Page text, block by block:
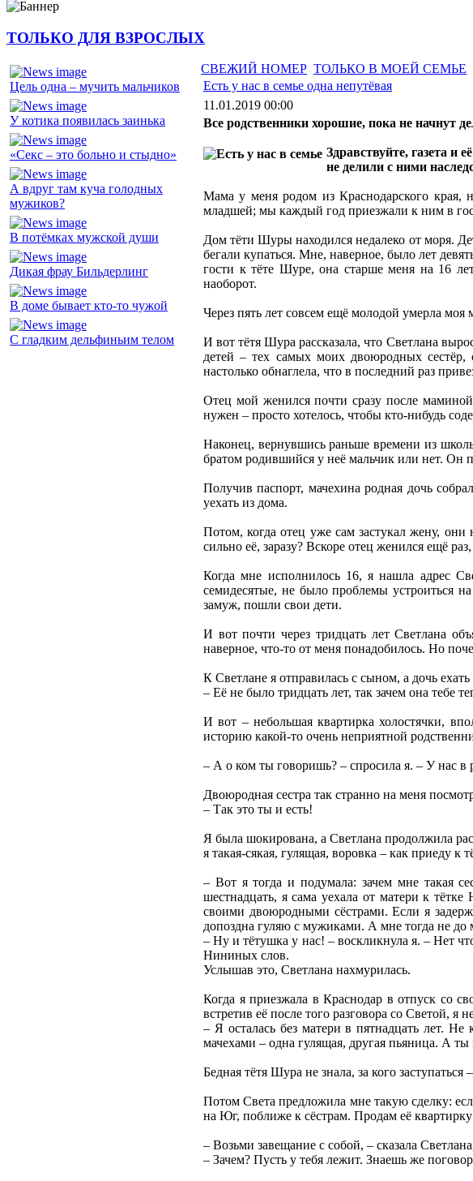
ТОЛЬКО ДЛЯ ВЗРОСЛЫХ
Цель одна – мучить мальчиков
У котика появилась заинька
«Секс – это больно и стыдно»
А вдруг там куча голодных
мужиков?
В потёмках мужской души
Дикая фрау Бильдерлинг
В доме бывает кто-то чужой
С гладким дельфиньим телом
СВЕЖИЙ НОМЕР ТОЛЬКО В МОЕЙ СЕМЬЕ
Есть у нас в семье одна непутёвая
11.01.2019 00:00
Все родственники хорошие, пока не начнут
Здравствуйте, газета и
не делили с ними
Мама у меня родом из Краснодарского края,
младшей; мы каждый год приезжали к ним в
Дом тёти Шуры находился недалеко от моря.
бегали купаться. Мне, наверное, было лет
гости к тёте Шуре, она старше меня на 16
наоборот.
Через пять лет совсем ещё молодой умерла моя
И вот тётя Шура рассказала, что Светлана
детей – тех самых моих двоюродных сестёр,
настолько обнаглела, что в последний раз
Отец мой женился почти сразу после
нужен – просто хотелось, чтобы кто-нибудь
Наконец, вернувшись раньше времени из
братом родившийся у неё мальчик или нет. Он
Получив паспорт, мачехина родная дочь
уехать из дома.
Потом, когда отец уже сам застукал жену,
сильно её, заразу? Вскоре отец женился ещё
Когда мне исполнилось 16, я нашла адрес
семидесятые, не было проблемы устроиться
замуж, пошли свои дети.
И вот почти через тридцать лет Светлана
наверное, что-то от меня понадобилось. Но
К Светлане я отправилась с сыном, а дочь ехать
– Её не было тридцать лет, так зачем она тебе
И вот – небольшая квартирка холостячки,
историю какой-то очень неприятной
– А о ком ты говоришь? – спросила я. – У нас в
Двоюродная сестра так странно на меня
– Так это ты и есть!
Я была шокирована, а Светлана продолжила
я такая-сякая, гулящая, воровка – как приеду к
– Вот я тогда и подумала: зачем мне такая
шестнадцать, я сама уехала от матери к
своими двоюродными сёстрами. Если я
допоздна гуляю с мужиками. А мне тогда не до
– Ну и тётушка у нас! – воскликнула я. – Нет
Нининых слов.
Услышав это, Светлана нахмурилась.
Когда я приезжала в Краснодар в отпуск со
встретив её после того разговора со Светой, я
– Я осталась без матери в пятнадцать лет.
мачехами – одна гулящая, другая пьяница. А ты
Бедная тётя Шура не знала, за кого заступаться
Потом Света предложила мне такую сделку:
на Юг, поближе к сёстрам. Продам её
– Возьми завещание с собой, – сказала
– Зачем? Пусть у тебя лежит. Знаешь же